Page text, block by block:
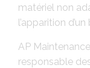
matériel non
l’apparition
AP
responsable